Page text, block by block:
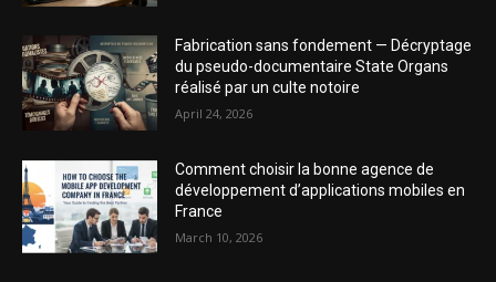
Fabrication sans fondement — Décryptage
du pseudo-documentaire State Organs
réalisé par un culte notoire
April 24, 2026
Comment choisir la bonne agence de
développement d’applications mobiles en
France
March 10, 2026